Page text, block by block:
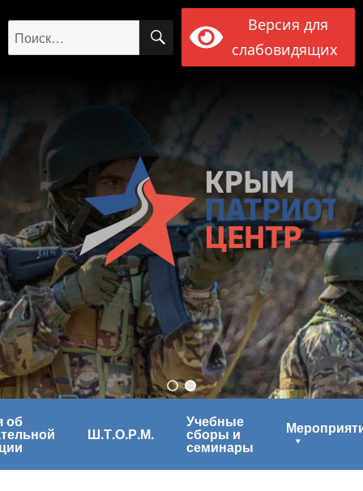
Искать: ПОИСК
Версия для
слабовидящих
об
Ш.Т.О.Р.М.
Учебные
сборы и
семинары